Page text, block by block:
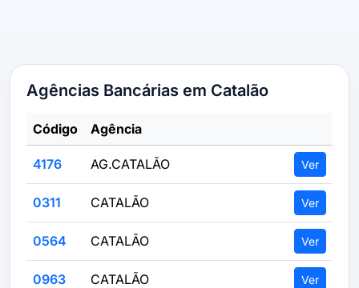
Agências Bancárias em Catalão
Código Agência
4176 AG.CATALÃO Ver
0311 CATALÃO Ver
0564 CATALÃO Ver
0963 CATALÃO Ver